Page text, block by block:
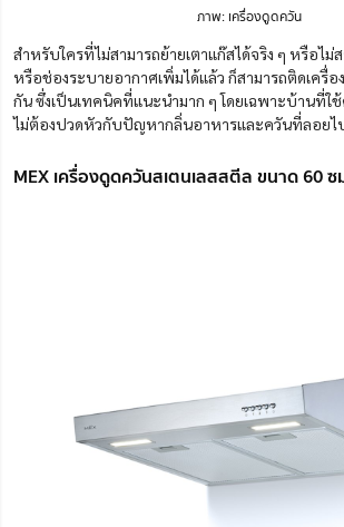
ภาพ: เครื่องดูดควัน
สำหรับใครที่ไม่สามารถย้ายเตาแก๊สได้จริง ๆ หรือไม่
หรือช่องระบายอากาศเพิ่มได้แล้ว ก็สามารถติดเครื่
กัน ซึ่งเป็นเทคนิคที่แนะนำมาก ๆ โดยเฉพาะบ้านที่ใ
ไม่ต้องปวดหัวกับปัญหากลิ่นอาหารและควันที่ลอยไ
MEX เครื่องดูดควันสเตนเลสสตีล ขนาด 60